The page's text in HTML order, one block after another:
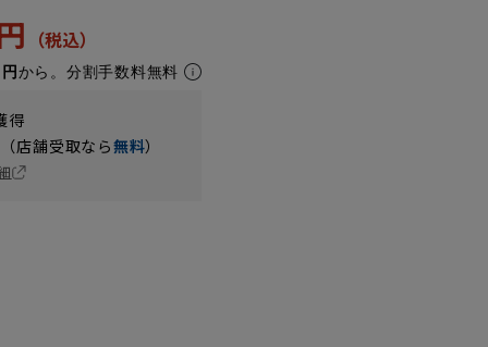
から。分割手数料無料
得
店舗受取なら無料）